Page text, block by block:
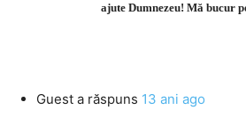
ajute Dumnezeu! Mă bucur
Guest a răspuns 13 ani ago